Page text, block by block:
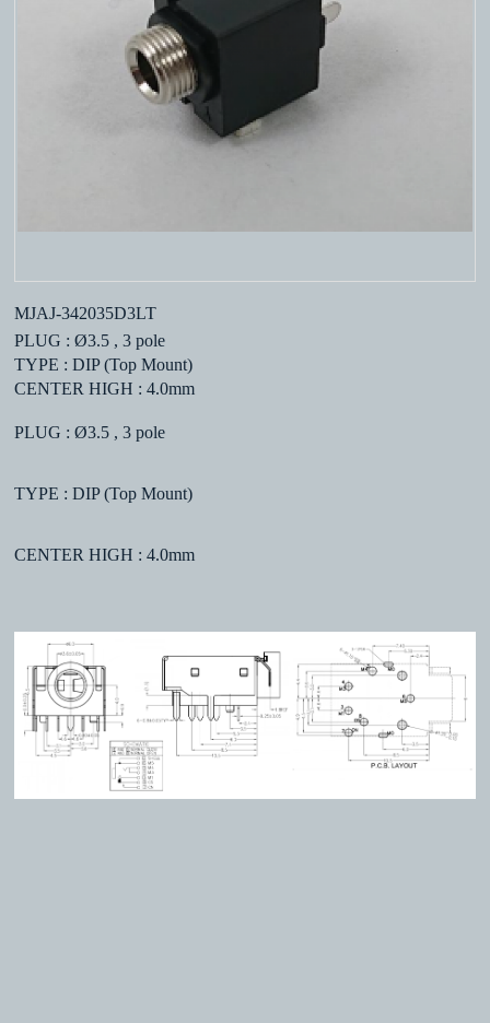
MJAJ-342035D3LT
PLUG : Ø3.5 , 3 pole
TYPE : DIP (Top Mount)
CENTER HIGH : 4.0mm
PLUG : Ø3.5 , 3 pole
TYPE : DIP (Top Mount)
CENTER HIGH : 4.0mm